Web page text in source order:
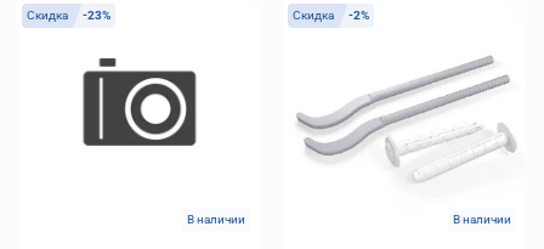
Скидка -23%
В наличии
Скидка -2%
В наличии